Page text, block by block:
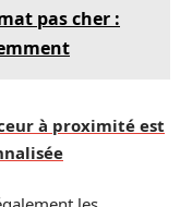
pas cher :
à proximité est